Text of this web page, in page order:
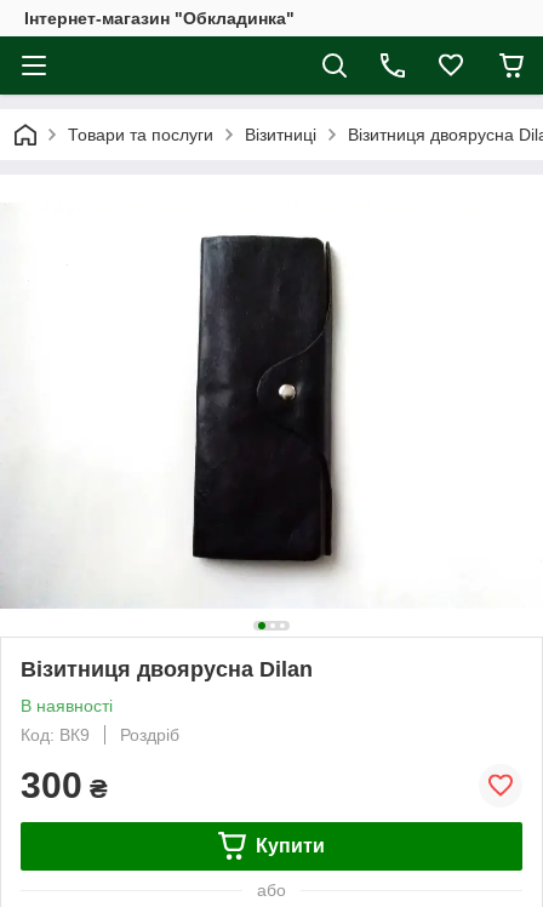
Інтернет-магазин "Обкладинка"
Товари та послуги Візитниці Візитниця двоярусна
Візитниця двоярусна Dilan
В наявності
Код: ВК9
Роздріб
300 ₴
Купити
або